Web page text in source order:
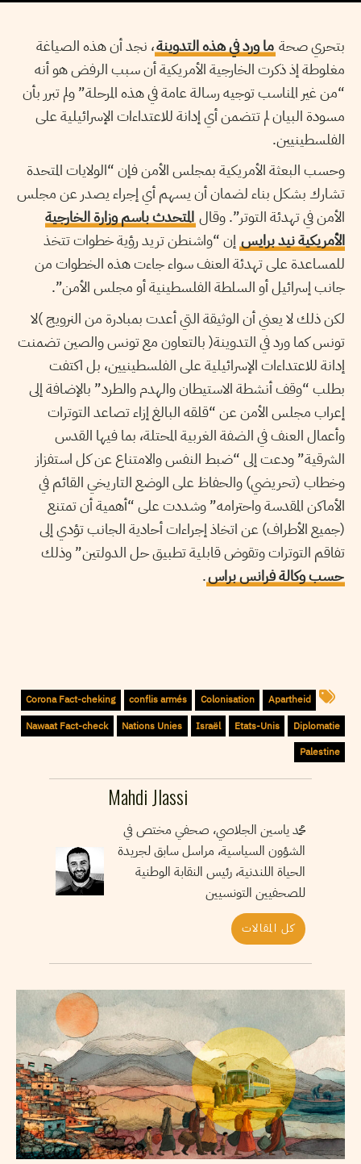
بتحري صحة ما ورد في هذه التدوينة، نجد أن هذه الصياغة
مغلوطة إذ ذكرت الخارجية الأمريكية أن سبب الرفض هو أنه
“من غير المناسب توجيه رسالة عامة في هذه المرحلة” ولم تبرر بأن
مسودة البيان لم تتضمن أي إدانة للاعتداءات الإسرائيلية على
الفلسطينيين.
وحسب البعثة الأمريكية بمجلس الأمن فإن “الولايات المتحدة
تشارك بشكل بناء لضمان أن يسهم أي إجراء يصدر عن مجلس
الأمن في تهدئة التوتر”. وقال المتحدث باسم وزارة الخارجية
الأمريكية نيد برايس إن “واشنطن تريد رؤية خطوات تتخذ
للمساعدة على تهدئة العنف سواء جاءت هذه الخطوات من
جانب إسرائيل أو السلطة الفلسطينية أو مجلس الأمن”.
لكن ذلك لا يعني أن الوثيقة التي أعدت بمبادرة من النرويج )لا
تونس كما ورد في التدوينة( بالتعاون مع تونس والصين تضمنت
إدانة للاعتداءات الإسرائيلية على الفلسطينيين، بل اكتفت
بطلب “وقف أنشطة الاستيطان والهدم والطرد” بالإضافة إلى
إعراب مجلس الأمن عن “قلقه البالغ إزاء تصاعد التوترات
وأعمال العنف في الضفة الغربية المحتلة، بما فيها القدس
الشرقية” ودعت إلى “ضبط النفس والامتناع عن كل استفزاز
وخطاب (تحريضي) والحفاظ على الوضع التاريخي القائم في
الأماكن المقدسة واحترامه” وشددت على “أهمية أن تمتنع
(جميع الأطراف) عن اتخاذ إجراءات أحادية الجانب تؤدي إلى
تفاقم التوترات وتقوض قابلية تطبيق حل الدولتين” وذلك
حسب وكالة فرانس براس.
Apartheid
Colonisation
conflis armés
Corona Fact-cheking
Diplomatie
Etats-Unis
Israël
Nations Unies
Nawaat Fact-check
Palestine
Mahdi Jlassi
محمد ياسين الجلاصي، صحفي مختص في
الشؤون السياسية، مراسل سابق لجريدة
الحياة اللندنية، رئيس النقابة الوطنية
للصحفيين التونسيين
كل المقالات